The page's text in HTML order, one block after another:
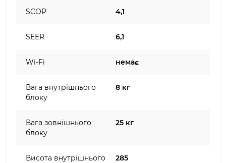
SCOP 4,1
SEER 6,1
Wi-Fi немає
Вага внутрішнього
блоку
8 кг
Вага зовнішнього
блоку
25 кг
Висота внутрішнього
285